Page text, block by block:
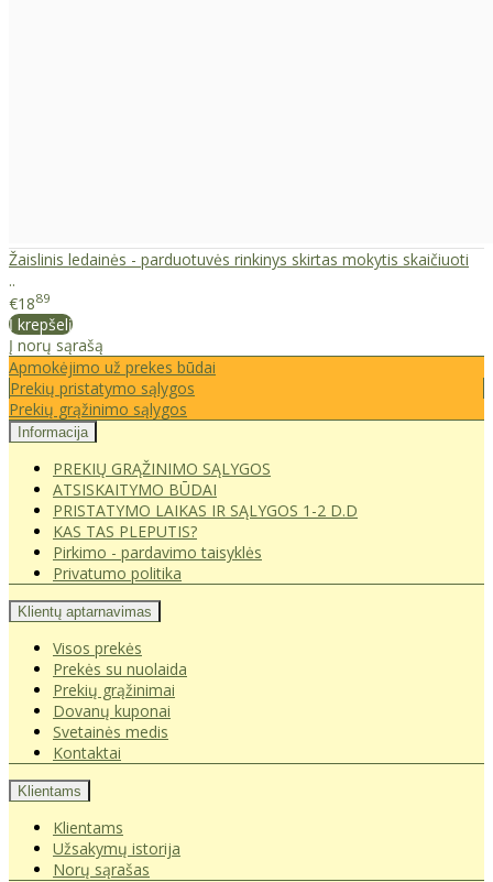
Žaislinis ledainės - parduotuvės rinkinys skirtas mokytis skaičiuoti
..
€1889
Į krepšelį
Į norų sąrašą
Apmokėjimo už prekes būdai
Prekių pristatymo sąlygos
Prekių grąžinimo sąlygos
Informacija
PREKIŲ GRĄŽINIMO SĄLYGOS
ATSISKAITYMO BŪDAI
PRISTATYMO LAIKAS IR SĄLYGOS 1-2 D.D
KAS TAS PLEPUTIS?
Pirkimo - pardavimo taisyklės
Privatumo politika
Klientų aptarnavimas
Visos prekės
Prekės su nuolaida
Prekių grąžinimai
Dovanų kuponai
Svetainės medis
Kontaktai
Klientams
Klientams
Užsakymų istorija
Norų sąrašas